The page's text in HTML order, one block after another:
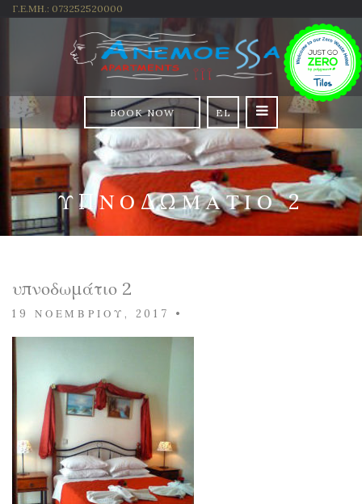
Γ.Ε.ΜΗ.: 073252520000
BOOK NOW EL
ΥΠΝΟΔΩΜΆΤΙΟ 2
υπνοδωμάτιο 2
19 ΝΟΕΜΒΡΊΟΥ, 2017 •